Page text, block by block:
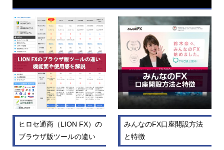
ヒロセ通商（LION FX）の
ブラウザ版ツールの違い
みんなのFX口座開設方法
と特徴